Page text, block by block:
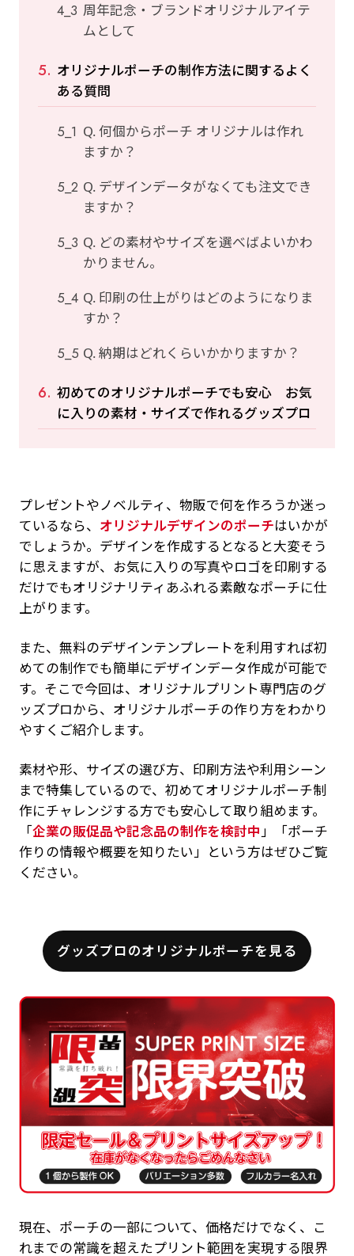
周年記念・ブランドオリジナルアイテ
ムとして
オリジナルポーチの制作方法に関するよく
ある質問
Q. 何個からポーチ オリジナルは作れ
ますか？
Q. デザインデータがなくても注文でき
ますか？
Q. どの素材やサイズを選べばよいかわ
かりません。
Q. 印刷の仕上がりはどのようになりま
すか？
Q. 納期はどれくらいかかりますか？
初めてのオリジナルポーチでも安心 お気
に入りの素材・サイズで作れるグッズプロ
プレゼントやノベルティ、物販で何を作ろうか迷っ
ているなら、 オリジナルデザインのポーチはいかが
でしょうか。デザインを作成するとなると大変そう
に思えますが、お気に入りの写真やロゴを印刷する
だけでもオリジナリティあふれる素敵なポーチに仕
上がります。
また、無料のデザインテンプレートを利用すれば初
めての制作でも簡単にデザインデータ作成が可能で
す。そこで今回は、オリジナルプリント専門店のグ
ッズプロから、オリジナルポーチの作り方をわかり
やすくご紹介します。
素材や形、サイズの選び方、印刷方法や利用シーン
まで特集しているので、初めてオリジナルポーチ制
作にチャレンジする方でも安心して取り組めます。
「企業の販促品や記念品の制作を検討中」「ポーチ
作りの情報や概要を知りたい」という方はぜひご覧
ください。
グッズプロのオリジナルポーチを見る
現在、ポーチの一部について、価格だけでなく、こ
れまでの常識を超えたプリント範囲を実現する限界